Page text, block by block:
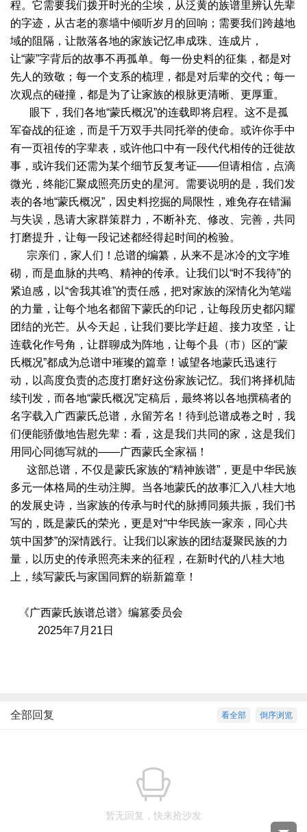
程。它需要我们拨开时光的尘埃，从泛黄的族谱里辨认先辈
的字迹，从古老的寨墙中倾听岁月的回响；需要我们跨越地
域的阻隔，让散落各地的家族记忆串成珠、连成片，
让“蒙”字背后的故事不再孤单。每一份史料的征集，都是对
先人的致敬；每一个支系的梳理，都是对后辈的交代；每一
次观点的碰撞，都是为了让家族的根脉更清晰、更厚重。
眼下，我们各地“蒙氏概况”的连载即将启程。这不是孤
军奋战的征途，而是千万双手共同托举的使命。或许你手中
有一页祖传的字辈表，或许他口中有一段代代相传的迁徙故
事，或许我们还需为某个细节反复考证——但请相信，点滴
微光，终能汇聚成照亮历史的星河。需要说明的是，我们发
表的各地“蒙氏概况”，因史料挖掘的局限性，难免存在错漏
与失误，恳请大家群策群力，不断补充、修改、完善，共同
打磨提升，让每一段记述都经得起时间的检验。
宗亲们，家人们！总谱的编纂，从来不是冰冷的文字堆
砌，而是血脉的共鸣、精神的传承。让我们以“时不我待”的
紧迫感，以“舍我其谁”的责任感，把对家族的深情化为笔端
的力量，让每个地名都留下蒙氏的印记，让每段历史都闪耀
团结的光芒。从今天起，让我们要比学赶超、接力攻坚，让
连载化作号角，让群聊成为阵地，让每个县（市）区的“蒙
氏概况”都成为总谱中璀璨的篇章！诚望各地蒙氏迅速行
动，以高度负责的态度打磨好这份家族记忆。我们将择机陆
续刊发，而各地“蒙氏概况”定稿后，最终将以各地撰稿者的
名字载入广西蒙氏总谱，永留芳名！待到总谱成卷之时，我
们便能骄傲地告慰先辈：看，这是我们共同的家，这是我们
用同心同德写就的——广西蒙氏全家福！
这部总谱，不仅是蒙氏家族的“精神族谱”，更是中华民族
多元一体格局的生动注脚。当各地蒙氏的故事汇入八桂大地
的发展史诗，当家族的传承与时代的脉搏同频共振，我们书
写的，既是蒙氏的荣光，更是对“中华民族一家亲，同心共
筑中国梦”的深情践行。让我们以家族的团结凝聚民族的力
量，以历史的传承照亮未来的征程，在新时代的八桂大地
上，续写蒙氏与家国同辉的崭新篇章！
《广西蒙氏族谱总谱》编篡委员会
2025年7月21日
倒序浏览
看全部
全部回复
暂无回复，快来抢沙发